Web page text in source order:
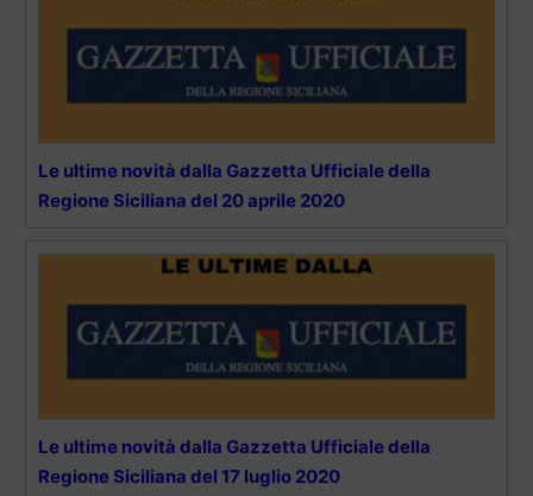
Le ultime novità dalla Gazzetta Ufficiale della
Regione Siciliana del 20 aprile 2020
Le ultime novità dalla Gazzetta Ufficiale della
Regione Siciliana del 17 luglio 2020